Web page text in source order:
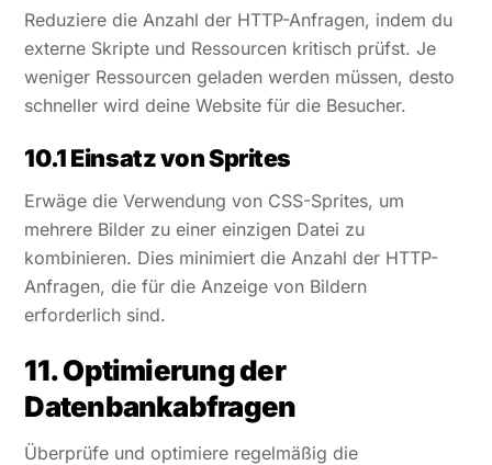
Reduziere die Anzahl der HTTP-Anfragen, indem du
externe Skripte und Ressourcen kritisch prüfst. Je
weniger Ressourcen geladen werden müssen, desto
schneller wird deine Website für die Besucher.
10.1 Einsatz von Sprites
Erwäge die Verwendung von CSS-Sprites, um
mehrere Bilder zu einer einzigen Datei zu
kombinieren. Dies minimiert die Anzahl der HTTP-
Anfragen, die für die Anzeige von Bildern
erforderlich sind.
11. Optimierung der
Datenbankabfragen
Überprüfe und optimiere regelmäßig die